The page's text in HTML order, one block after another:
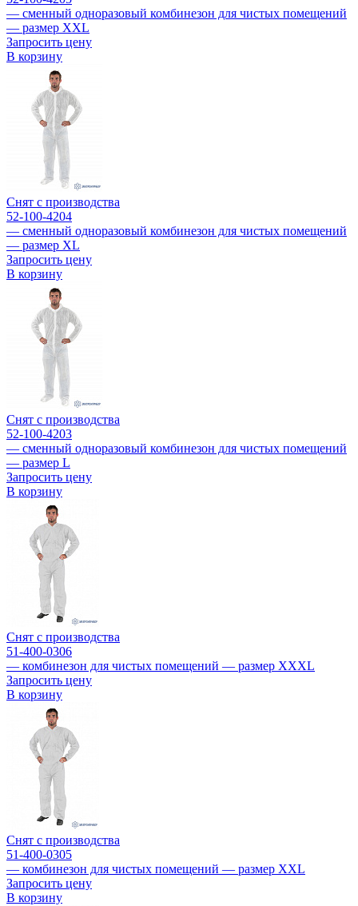
— сменный одноразовый комбинезон для чистых помещений
— размер XXL
Запросить цену
В корзину
Снят с производства
52-100-4204
— сменный одноразовый комбинезон для чистых помещений
— размер XL
Запросить цену
В корзину
Снят с производства
52-100-4203
— сменный одноразовый комбинезон для чистых помещений
— размер L
Запросить цену
В корзину
Снят с производства
51-400-0306
— комбинезон для чистых помещений — размер XXXL
Запросить цену
В корзину
Снят с производства
51-400-0305
— комбинезон для чистых помещений — размер XXL
Запросить цену
В корзину